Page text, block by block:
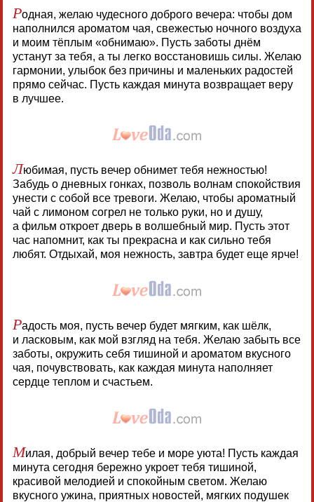
Родная, желаю чудесного доброго вечера: чтобы дом
наполнился ароматом чая, свежестью ночного воздуха
и моим тёплым «обнимаю». Пусть заботы днём
устанут за тебя, а ты легко восстановишь силы. Желаю
гармонии, улыбок без причины и маленьких радостей
прямо сейчас. Пусть каждая минута возвращает веру
в лучшее.
Любимая, пусть вечер обнимет тебя нежностью!
Забудь о дневных гонках, позволь волнам спокойствия
унести с собой все тревоги. Желаю, чтобы ароматный
чай с лимоном согрел не только руки, но и душу,
а фильм откроет дверь в волшебный мир. Пусть этот
час напомнит, как ты прекрасна и как сильно тебя
любят. Отдыхай, моя нежность, завтра будет еще ярче!
Радость моя, пусть вечер будет мягким, как шёлк,
и ласковым, как мой взгляд на тебя. Желаю забыть все
заботы, окружить себя тишиной и ароматом вкусного
чая, почувствовать, как каждая минута наполняет
сердце теплом и счастьем.
Милая, добрый вечер тебе и море уюта! Пусть каждая
минута сегодня бережно укроет тебя тишиной,
красивой мелодией и спокойным светом. Желаю
вкусного ужина, приятных новостей, мягких подушек